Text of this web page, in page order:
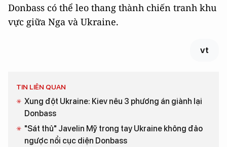
Donbass có thể leo thang thành chiến tranh khu
vực giữa Nga và Ukraine.
vt
TIN LIÊN QUAN
Xung đột Ukraine: Kiev nêu 3 phương án giành lại
Donbass
"Sát thủ" Javelin Mỹ trong tay Ukraine không đảo
ngược nổi cục diện Donbass